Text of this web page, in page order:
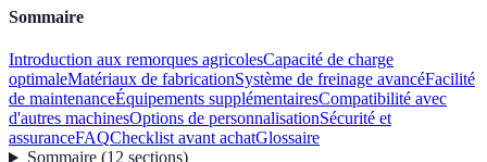
Sommaire
Introduction aux remorques agricolesCapacité de charge
optimaleMatériaux de fabricationSystème de freinage avancéFacilité
de maintenanceÉquipements supplémentairesCompatibilité avec
d'autres machinesOptions de personnalisationSécurité et
assuranceFAQChecklist avant achatGlossaire
Sommaire(12 sections)